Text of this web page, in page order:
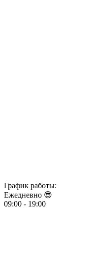
График работы:
Ежедневно 😎​​​​​​​
09:00 - 19:00